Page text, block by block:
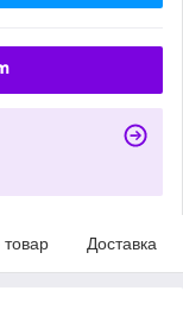
товар Доставка